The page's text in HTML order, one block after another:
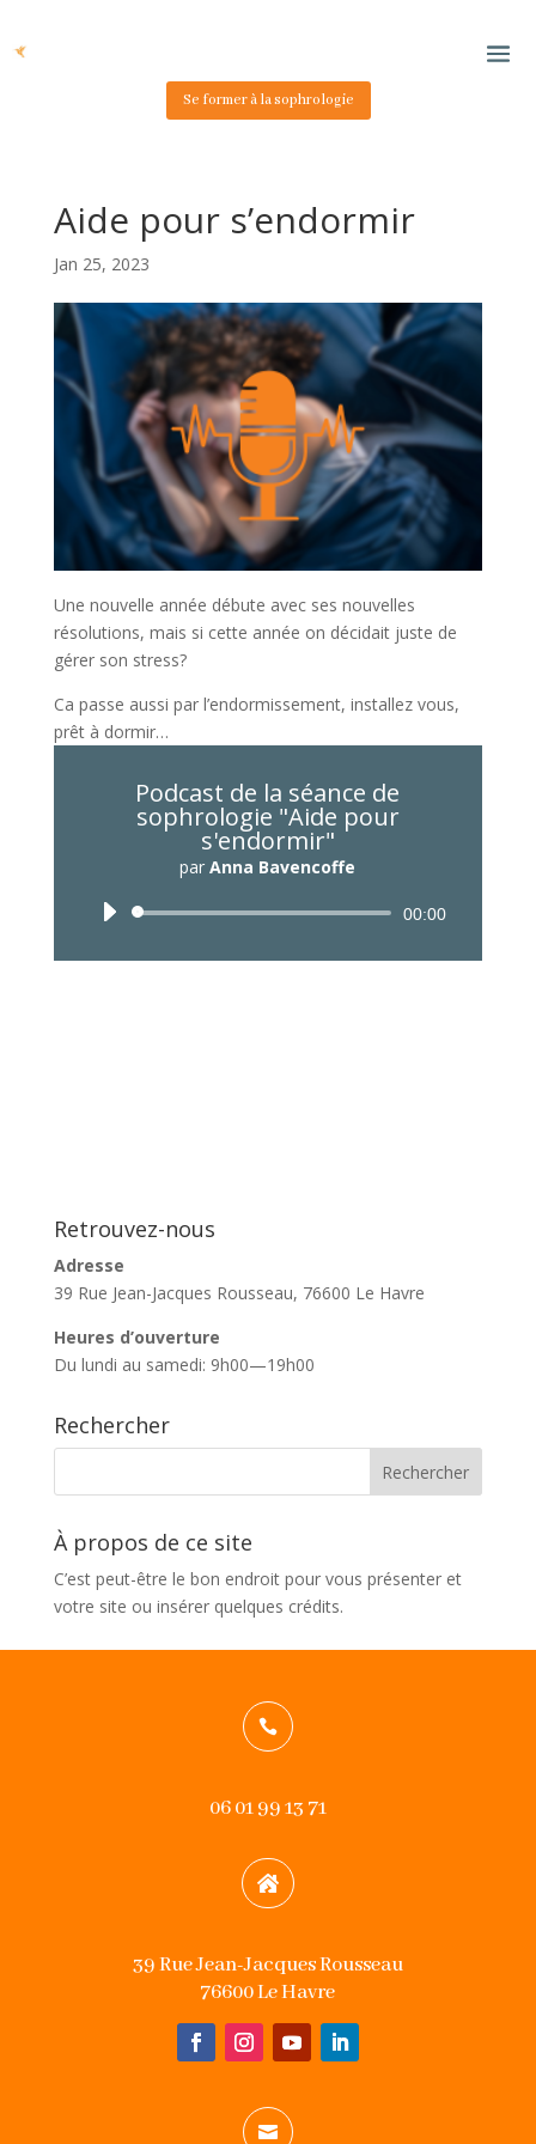
Se former à la sophrologie
Aide pour s’endormir
Jan 25, 2023
Une nouvelle année débute avec ses nouvelles
résolutions, mais si cette année on décidait juste de
gérer son stress?
Ca passe aussi par l’endormissement, installez vous,
prêt à dormir…
Podcast de la séance de
sophrologie "Aide pour
s'endormir"
parAnna Bavencoffe
Lecteur
00:00
Retrouvez-nous
Adresse
39 Rue Jean-Jacques Rousseau, 76600 Le Havre
Heures d’ouverture
Du lundi au samedi: 9h00—19h00
Rechercher
À propos de ce site
C’est peut-être le bon endroit pour vous présenter et
votre site ou insérer quelques crédits.

06 01 99 13 71

39 Rue Jean-Jacques Rousseau
76600 Le Havre
